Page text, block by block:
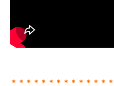
＊＊＊＊＊＊＊＊＊＊＊＊＊